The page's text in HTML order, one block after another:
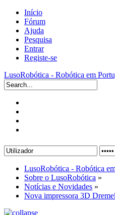
Início
Fórum
Ajuda
Pesquisa
Entrar
Registe-se
LusoRobótica - Robótica em
LusoRobótica - Robótica
Sobre o LusoRobótica »
Notícias e Novidades »
Nova impressora 3D Dremel